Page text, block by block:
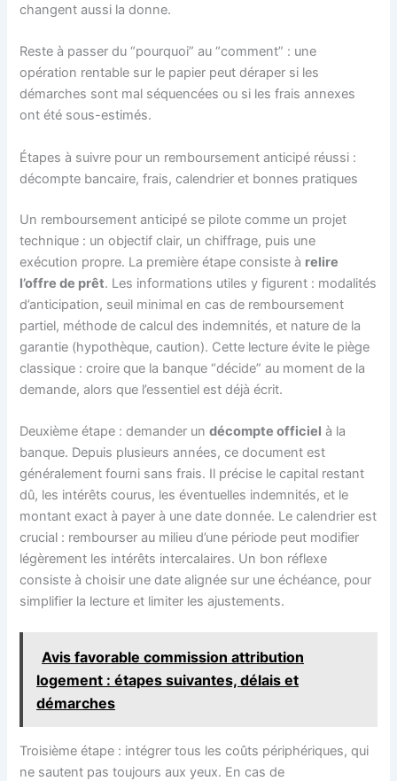
changent aussi la donne.
Reste à passer du “pourquoi” au “comment” : une
opération rentable sur le papier peut déraper si les
démarches sont mal séquencées ou si les frais annexes
ont été sous-estimés.
Étapes à suivre pour un remboursement anticipé réussi :
décompte bancaire, frais, calendrier et bonnes pratiques
Un remboursement anticipé se pilote comme un projet
technique : un objectif clair, un chiffrage, puis une
exécution propre. La première étape consiste à relire
l’offre de prêt. Les informations utiles y figurent : modalités
d’anticipation, seuil minimal en cas de remboursement
partiel, méthode de calcul des indemnités, et nature de la
garantie (hypothèque, caution). Cette lecture évite le piège
classique : croire que la banque “décide” au moment de la
demande, alors que l’essentiel est déjà écrit.
Deuxième étape : demander undécompte officiel à la
banque. Depuis plusieurs années, ce document est
généralement fourni sans frais. Il précise le capital restant
dû, les intérêts courus, les éventuelles indemnités, et le
montant exact à payer à une date donnée. Le calendrier est
crucial : rembourser au milieu d’une période peut modifier
légèrement les intérêts intercalaires. Un bon réflexe
consiste à choisir une date alignée sur une échéance, pour
simplifier la lecture et limiter les ajustements.
Avis favorable commission attribution
logement : étapes suivantes, délais et
démarches
Troisième étape : intégrer tous les coûts périphériques, qui
ne sautent pas toujours aux yeux. En cas de